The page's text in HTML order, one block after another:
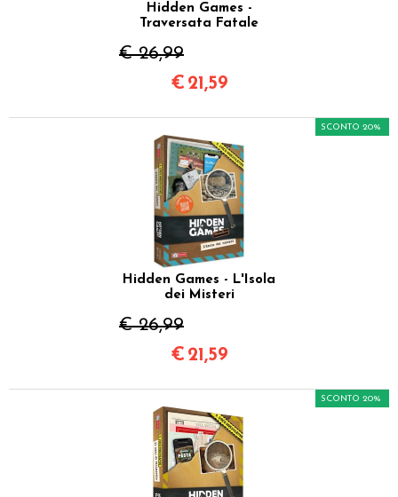
Hidden Games -
Traversata Fatale
€ 26,99
€ 21,59
Hidden Games - L'Isola
dei Misteri
€ 26,99
SCONTO 20%
€ 21,59
SCONTO 20%